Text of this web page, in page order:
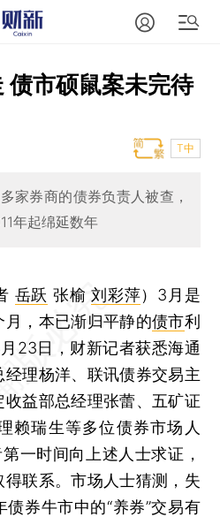
债市硕鼠案未完待
T中
家券商的债券负责人被查，
年起绵延数年
岳跃 张榆刘彩萍） 3月是
，本已渐归平静的债市利
23日，财新记者获悉海通
理杨洋、联讯债券交易主
益部总经理张蕾、五矿证
赖瑞生等多位债券市场人
一时间向上述人士求证，
联系。市场人士猜测，失
券牛市中的“养券”交易有